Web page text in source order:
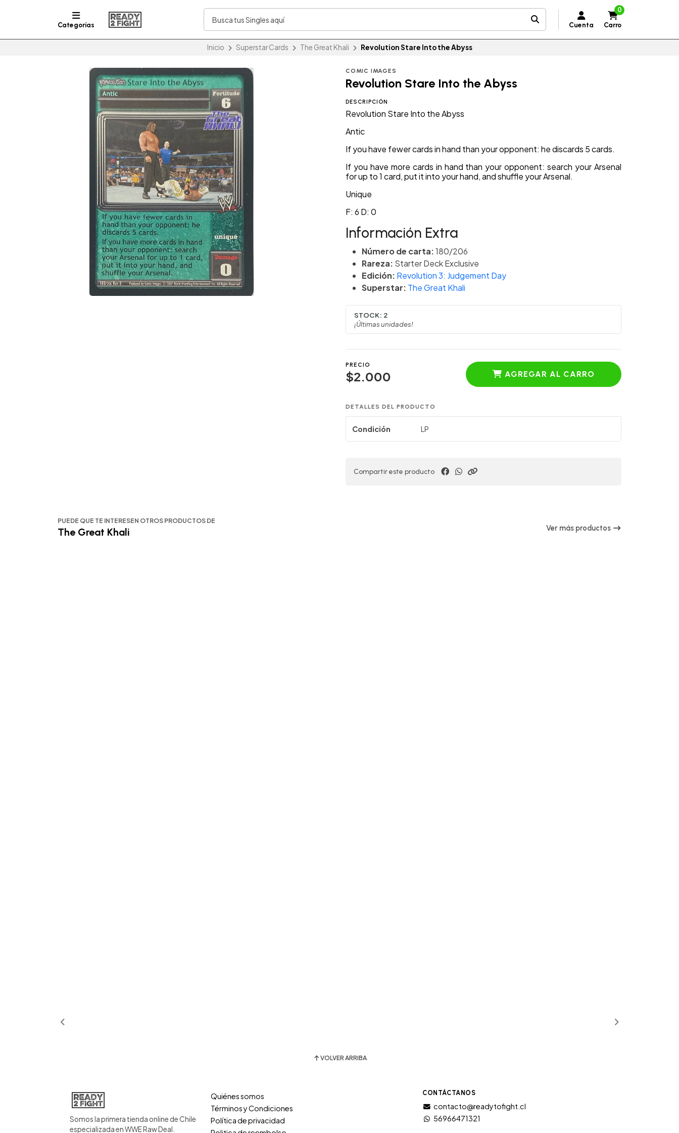
Categorías Cuenta
0
Carro
Inicio Superstar Cards The Great Khali Revolution Stare Into the Abyss
COMIC IMAGES
Revolution Stare Into the Abyss
DESCRIPCIÓN
Revolution Stare Into the Abyss
Antic
If you have fewer cards in hand than your opponent: he discards 5 cards.
If you have more cards in hand than your opponent: search your Arsenal
for up to 1 card, put it into your hand, and shuffle your Arsenal.
Unique
F: 6 D: 0
Información Extra
Número de carta:180/206
Rareza: Starter Deck Exclusive
Edición: Revolution 3: Judgement Day
Superstar: The Great Khali
STOCK: 2
¡Últimas unidades!
PRECIO
$2.000 AGREGAR AL CARRO
DETALLES DEL PRODUCTO
Condición LP
Compartir este producto
PUEDE QUE TE INTERESEN OTROS PRODUCTOS DE
The Great Khali Ver más productos
VOLVER ARRIBA
Somos la primera tienda online de Chile
especializada en WWE Raw Deal.
Quiénes somos
Términos y Condiciones
Política de privacidad
CONTÁCTANOS
contacto@readytofight.cl
56966471321